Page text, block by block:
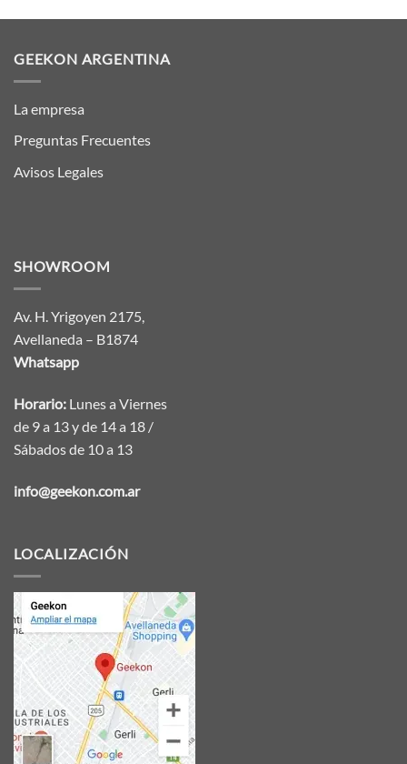
GEEKON ARGENTINA
La empresa
Preguntas Frecuentes
Avisos Legales
SHOWROOM
Av. H. Yrigoyen 2175,
Avellaneda – B1874
Whatsapp
Horario: Lunes a Viernes
de 9 a 13 y de 14 a 18 /
Sábados de 10 a 13
info@geekon.com.ar
LOCALIZACIÓN